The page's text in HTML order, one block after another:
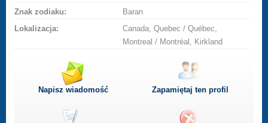
Znak zodiaku:
Baran
Lokalizacja:
Canada, Quebec / Québec,
Montreal / Montréal, Kirkland
Napisz wiadomość Zapamiętaj ten profil